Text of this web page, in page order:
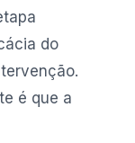
do
é que a